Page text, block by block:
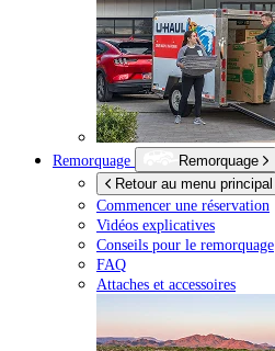
Remorquage
Remorquage
Retour au menu principal
Commencer une réservation
Vidéos explicatives
Conseils pour le remorquage
FAQ
Attaches et accessoires